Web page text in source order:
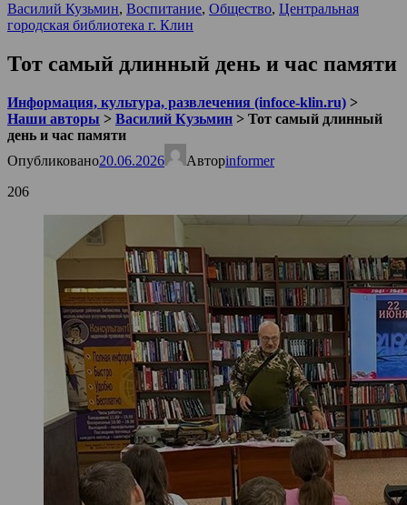
Василий Кузьмин, Воспитание, Общество, Центральная
городская библиотека г. Клин
Тот самый длинный день и час памяти
Информация, культура, развлечения (infoce-klin.ru) >
Наши авторы > Василий Кузьмин > Тот самый длинный
день и час памяти
Опубликовано20.06.2026 Авторinformer
206